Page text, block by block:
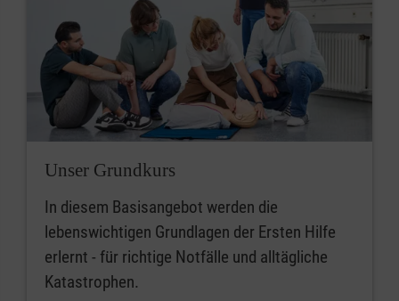
Unser Grundkurs
In diesem Basisangebot werden die
lebenswichtigen Grundlagen der Ersten Hilfe
erlernt - für richtige Notfälle und alltägliche
Katastrophen.